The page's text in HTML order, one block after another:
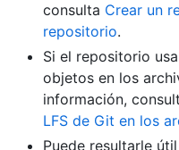
consulta Crear un
repositorio.
Si el repositorio
objetos en los
información,
LFS de Git en los
Puede resultarle